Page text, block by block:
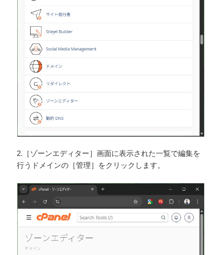
2.［ゾーンエディター］画面に表示された一覧で編集を
行うドメインの［管理］をクリックします。